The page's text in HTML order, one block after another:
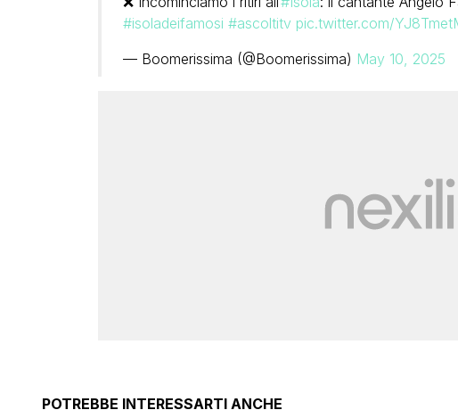
#isoladeifamosi #ascoltitv pic.twitter.com/
— Boomerissima (@Boomerissima) May 10, 2025
POTREBBE INTERESSARTI ANCHE